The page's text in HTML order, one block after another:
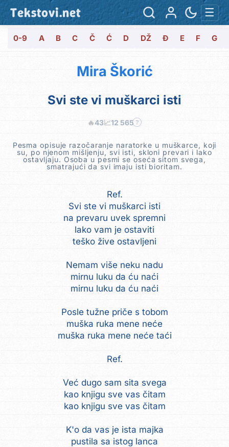
Tekstovi.net ☰
0-9 A B C Č Ć D DŽ Đ E F G
Mira Škorić
Svi ste vi muškarci isti
🔥43📈12 565 ?
Pesma opisuje razočaranje naratorke u muškarce, koji
su, po njenom mišljenju, svi isti, skloni prevari i lako
ostavljaju. Osoba u pesmi se oseća sitom svega,
smatrajući da svi imaju isti bioritam.
Ref.
Svi ste vi muškarci isti
na prevaru uvek spremni
lako vam je ostaviti
teško žive ostavljeni
Nemam više neku nadu
mirnu luku da ću naći
mirnu luku da ću naći
Posle tužne priče s tobom
muška ruka mene neće
muška ruka mene neće taći
Ref.
Već dugo sam sita svega
kao knjigu sve vas čitam
kao knjigu sve vas čitam
K'o da vas je ista majka
pustila sa istog lanca